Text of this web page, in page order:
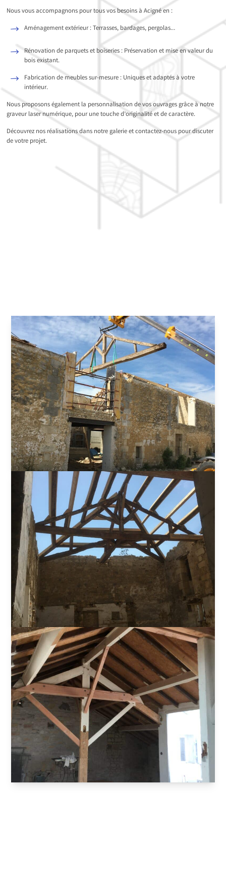
Nous vous accompagnons pour tous vos besoins à Acigné en :
Aménagement extérieur : Terrasses, bardages, pergolas…
Rénovation de parquets et boiseries : Préservation et mise en valeur du
bois existant.
Fabrication de meubles sur-mesure : Uniques et adaptés à votre
intérieur.
Nous proposons également la personnalisation de vos ouvrages grâce à notre
graveur laser numérique, pour une touche d’originalité et de caractère.
Découvrez nos réalisations dans notre galerie et contactez-nous pour discuter
de votre projet.